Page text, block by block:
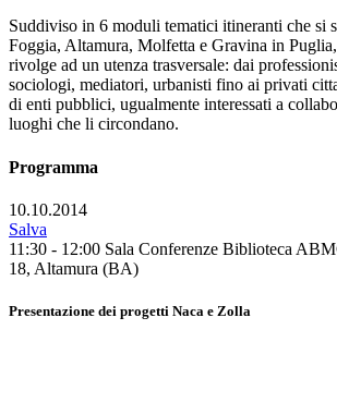
Suddiviso in 6 moduli tematici itineranti che si
Foggia, Altamura, Molfetta e Gravina in
rivolge ad un utenza trasversale: dai
sociologi, mediatori, urbanisti fino ai privati
di enti pubblici, ugualmente interessati a
luoghi che li circondano.
Programma
10.10.2014
Salva
11:30 - 12:00 Sala Conferenze Biblioteca
18, Altamura (BA)
Presentazione dei progetti Naca e Zolla